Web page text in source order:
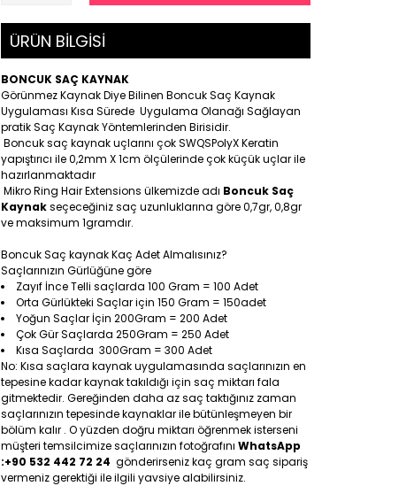
ÜRÜN BİLGİSİ
BONCUK SAÇ KAYNAK
Görünmez Kaynak Diye Bilinen Boncuk Saç Kaynak
Uygulaması Kısa Sürede Uygulama Olanağı Sağlayan
pratik Saç Kaynak Yöntemlerinden Birisidir.
Boncuk saç kaynak uçlarını çok SWQSPolyX Keratin
yapıştırıcı ile 0,2mm X 1cm ölçülerinde çok küçük uçlar ile
hazırlanmaktadır
Mikro Ring Hair Extensions ülkemizde adı Boncuk Saç
Kaynakseçeceğiniz saç uzunluklarına göre 0,7gr, 0,8gr
ve maksimum 1gramdır.
Boncuk Saç kaynak Kaç Adet Almalısınız?
Saçlarınızın Gürlüğüne göre
Zayıf İnce Telli saçlarda 100 Gram = 100 Adet
Orta Gürlükteki Saçlar için 150 Gram = 150adet
Yoğun Saçlar İçin 200Gram = 200 Adet
Çok Gür Saçlarda 250Gram = 250 Adet
Kısa Saçlarda 300Gram = 300 Adet
No: Kısa saçlara kaynak uygulamasında saçlarınızın en
tepesine kadar kaynak takıldığı için saç miktarı fala
gitmektedir. Gereğinden daha az saç taktığınız zaman
saçlarınızın tepesinde kaynaklar ile bütünleşmeyen bir
bölüm kalır . O yüzden doğru miktarı öğrenmek isterseni
müşteri temsilcimize saçlarınızın fotoğrafını WhatsApp
:+90 532 442 72 24 gönderirseniz kaç gram saç sipariş
vermeniz gerektiği ile ilgili yavsiye alabilirsiniz.